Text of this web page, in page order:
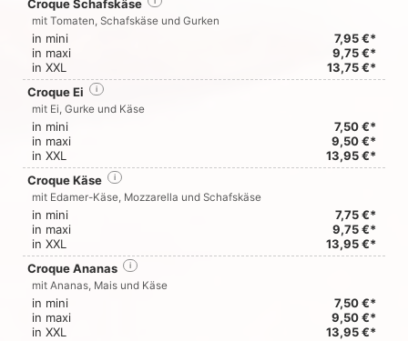
Croque Schafskäse
mit Tomaten, Schafskäse und Gurken
in mini
7,95 €*
in maxi
9,75 €*
in XXL
13,75 €*
Croque Ei
i
mit Ei, Gurke und Käse
in mini
7,50 €*
in maxi
9,50 €*
in XXL
13,95 €*
Croque Käse
i
mit Edamer-Käse, Mozzarella und Schafskäse
in mini
7,75 €*
in maxi
9,75 €*
in XXL
13,95 €*
Croque Ananas
i
mit Ananas, Mais und Käse
in mini
7,50 €*
in maxi
9,50 €*
in XXL
13,95 €*